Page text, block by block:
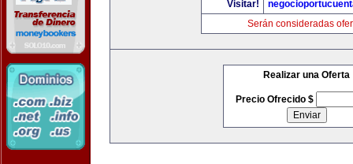
Visitar!
Serán consideradas
Realizar una Oferta
Precio Ofrecido $